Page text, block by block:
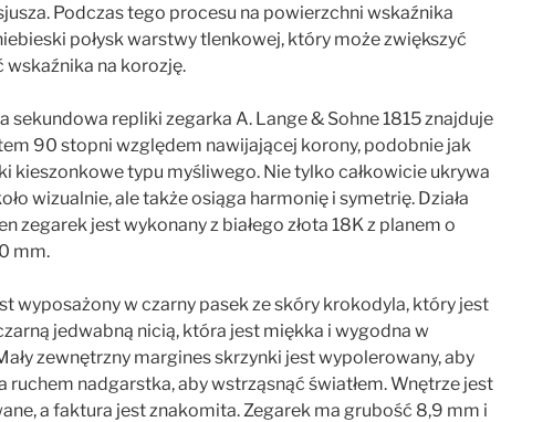
Podczas tego procesu na powierzchni wskaźnika
połysk warstwy tlenkowej, który może zwiększyć
na korozję.
sekundowa repliki zegarka A. Lange & Sohne 1815 znajduje
90 stopni względem nawijającej korony, podobnie jak
kieszonkowe typu myśliwego. Nie tylko całkowicie ukrywa
wizualnie, ale także osiąga harmonię i symetrię. Działa
zegarek jest wykonany z białego złota 18K z planem o
mm.
wyposażony w czarny pasek ze skóry krokodyla, który jest
jedwabną nicią, która jest miękka i wygodna w
zewnętrzny margines skrzynki jest wypolerowany, aby
ruchem nadgarstka, aby wstrząsnąć światłem. Wnętrze jest
a faktura jest znakomita. Zegarek ma grubość 8,9 mm i